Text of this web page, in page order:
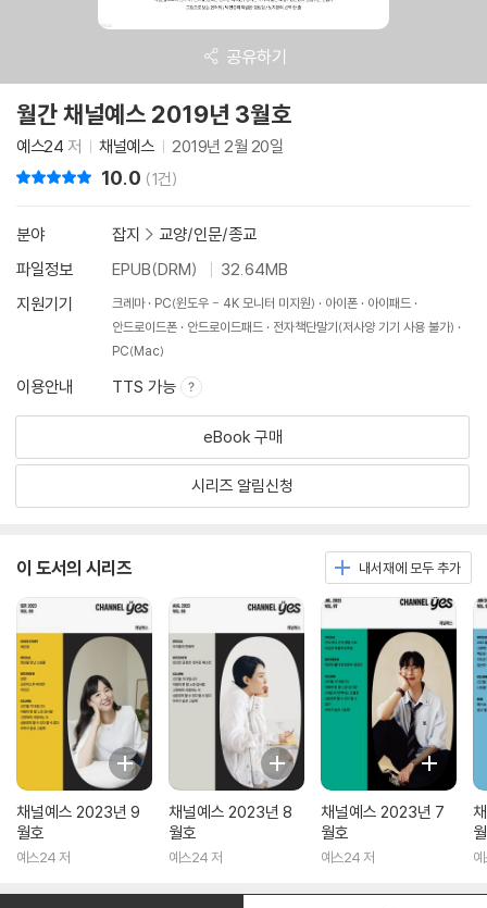
공유하기
월간 채널예스 2019년 3월호
예스24 저 채널예스 2019년 2월 20일
10.0 (1건)
분야 잡지 > 교양/인문/종교
파일정보
EPUB(DRM)
32.64MB
지원기기
크레마 PC(윈도우 - 4K 모니터 미지원) 아이폰
아이패드
안드로이드폰
안드로이드패드
전자책단말기(저사양 기기 사용 불가)
PC(Mac)
이용안내 TTS 가능
eBook 구매
시리즈 알림신청
이 도서의 시리즈 내서재에 모두 추가
채널예스 2023년 9
월호
예스24 저
채널예스 2023년 8
월호
예스24 저
채널예스 2023년 7
월호
예스24 저